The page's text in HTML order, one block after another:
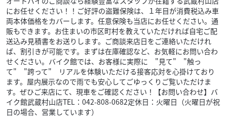
にお任せください！！ご好評の盗難保険は、１年目が消費税込み車
両本体価格をカバーします。任意保険も当店にお任せください。通
販もできます。お住まいの市区町村を教えていただければ自宅ご配
送込み見積書をお送りします。ご商談来店日をご連絡いただけれ
ば、割引きが可能です。まずは在庫確認など、お気軽にお問い合わ
せください。バイク館では、お客様に実際に "見て" "触っ
て" "跨って" リアルを体験いただける接客応対を心掛けており
ます。屋内展示なので雨でも安心してごゆっくりご覧いただけま
す。ぜひご来店にて、現車をご確認ください！【お問い合わせ】バ
イク館武蔵村山店TEL：042-808-0682定休日：火曜日（火曜日が祝
日の場合、営業しています）